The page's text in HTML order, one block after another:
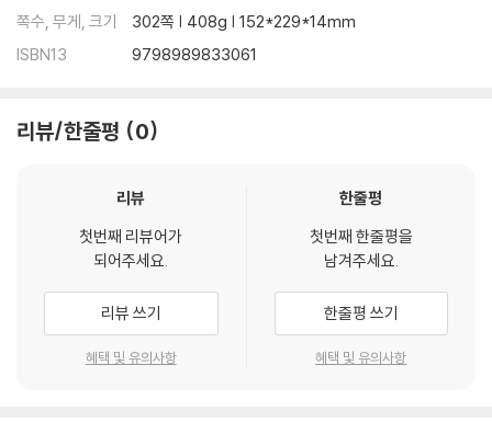
쪽수, 무게, 크기
302쪽 | 408g | 152*229*14mm
ISBN13
9798989833061
리뷰/한줄평 0
리뷰
첫번째 리뷰어가
되어주세요.
리뷰 쓰기
혜택 및 유의사항
한줄평
첫번째 한줄평을
남겨주세요.
한줄평 쓰기
혜택 및 유의사항